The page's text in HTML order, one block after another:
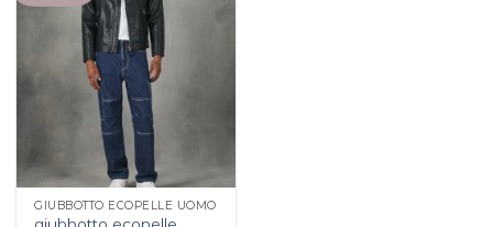
GIUBBOTTO ECOPELLE UOMO